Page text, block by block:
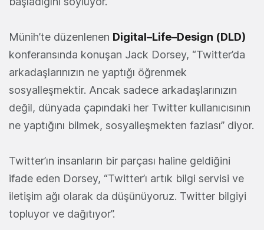
Münih’te düzenlenen Digital–Life–Design (DLD)
konferansında konuşan Jack Dorsey, “Twitter’da
arkadaşlarınızın ne yaptığı öğrenmek
sosyalleşmektir. Ancak sadece arkadaşlarınızın
değil, dünyada çapındaki her Twitter kullanıcısının
ne yaptığını bilmek, sosyalleşmekten fazlası” diyor.
Twitter’ın insanların bir parçası haline geldiğini
ifade eden Dorsey, “Twitter’ı artık bilgi servisi ve
iletişim ağı olarak da düşünüyoruz. Twitter bilgiyi
topluyor ve dağıtıyor”.